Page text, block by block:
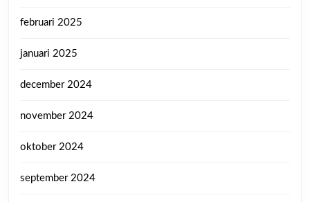
februari 2025
januari 2025
december 2024
november 2024
oktober 2024
september 2024